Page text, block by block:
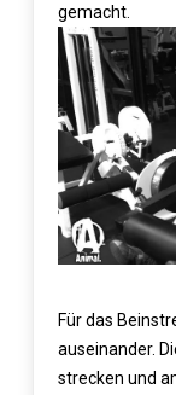
gemacht.
Für das
auseinander.
strecken und